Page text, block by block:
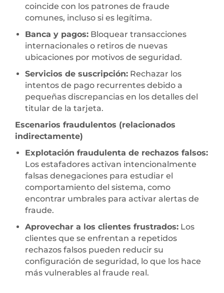
coincide con los patrones de fraude
comunes, incluso si es legítima.
Banca y pagos: Bloquear transacciones
internacionales o retiros de nuevas
ubicaciones por motivos de seguridad.
Servicios de suscripción: Rechazar los
intentos de pago recurrentes debido a
pequeñas discrepancias en los detalles del
titular de la tarjeta.
Escenarios fraudulentos (relacionados
indirectamente)
Explotación fraudulenta de rechazos falsos:
Los estafadores activan intencionalmente
falsas denegaciones para estudiar el
comportamiento del sistema, como
encontrar umbrales para activar alertas de
fraude.
Aprovechar a los clientes frustrados: Los
clientes que se enfrentan a repetidos
rechazos falsos pueden reducir su
configuración de seguridad, lo que los hace
más vulnerables al fraude real.